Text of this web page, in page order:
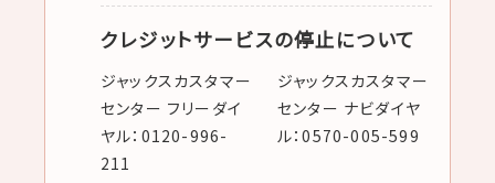
クレジットサービスの停止について
ジャックスカスタマー
センター フリーダイ
ヤル：0120-996-
211
ジャックスカスタマー
センター ナビダイヤ
ル：0570-005-599